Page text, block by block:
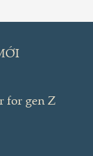
for gen Z